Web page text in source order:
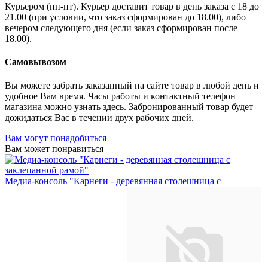
Курьером (пн-пт). Курьер доставит товар в день заказа с 18 до
21.00 (при условии, что заказ сформирован до 18.00), либо
вечером следующего дня (если заказ сформирован после
18.00).
Самовывозом
Вы можете забрать заказанный на сайте товар в любой день и
удобное Вам время. Часы работы и контактный телефон
магазина можно узнать здесь. Забронированный товар будет
дожидаться Вас в течении двух рабочих дней.
Вам могут понадобиться
Вам может понравиться
Медиа-консоль "Карнеги - деревянная столешница с